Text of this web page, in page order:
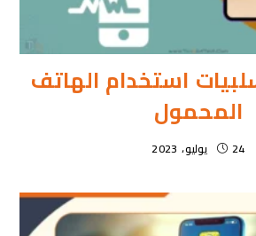
استخدام الهاتف
المحمول
24 يوليو، 2023